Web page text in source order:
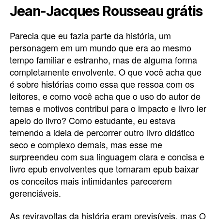
Jean-Jacques Rousseau grátis
Parecia que eu fazia parte da história, um
personagem em um mundo que era ao mesmo
tempo familiar e estranho, mas de alguma forma
completamente envolvente. O que você acha que
é sobre histórias como essa que ressoa com os
leitores, e como você acha que o uso do autor de
temas e motivos contribui para o impacto e livro ler
apelo do livro? Como estudante, eu estava
temendo a ideia de percorrer outro livro didático
seco e complexo demais, mas esse me
surpreendeu com sua linguagem clara e concisa e
livro epub envolventes que tornaram epub baixar
os conceitos mais intimidantes parecerem
gerenciáveis.
As reviravoltas da história eram previsíveis, mas O